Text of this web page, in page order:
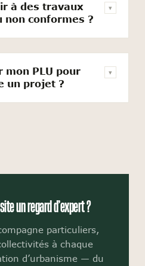
à des travaux
non conformes ?
▾
mon PLU pour
un projet ?
▾
un regard d’expert ?
particuliers,
à chaque
d’urbanisme — du